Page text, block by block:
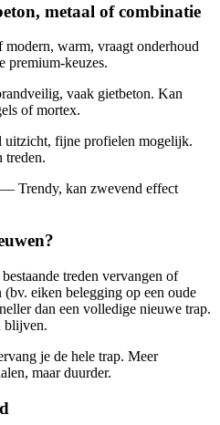
metaal of combinatie
warm, vraagt onderhoud
premium-keuzes.
vaak gietbeton. Kan
of mortex.
fijne profielen mogelijk.
treden.
Trendy, kan zwevend effect
treden vervangen of
eiken belegging op een oude
dan een volledige nieuwe trap.
blijven.
je de hele trap. Meer
maar duurder.